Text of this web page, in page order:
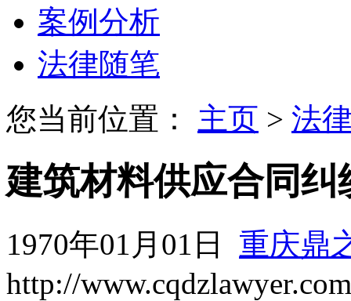
案例分析
法律随笔
您当前位置： 主页 > 法
建筑材料供应合同纠
1970年01月01日 重庆鼎
http://www.cqdzlawyer.com